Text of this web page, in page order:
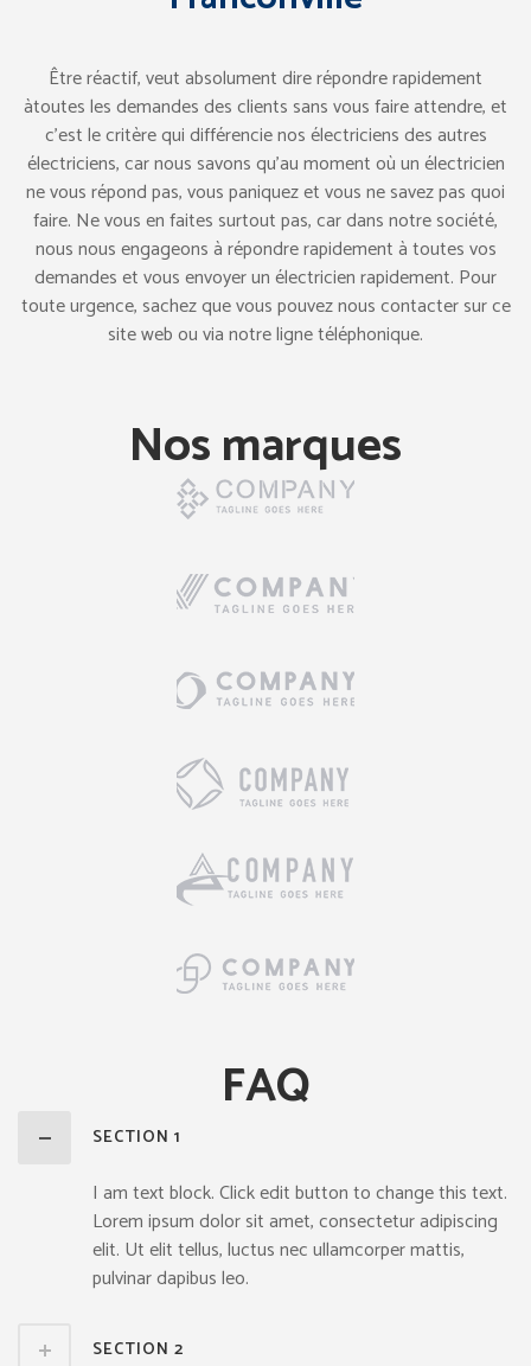
Être réactif, veut absolument dire répondre rapidement
àtoutes les demandes des clients sans vous faire attendre, et
c’est le critère qui différencie nos électriciens des autres
électriciens, car nous savons qu’au moment où un électricien
ne vous répond pas, vous paniquez et vous ne savez pas quoi
faire. Ne vous en faites surtout pas, car dans notre société,
nous nous engageons à répondre rapidement à toutes vos
demandes et vous envoyer un électricien rapidement. Pour
toute urgence, sachez que vous pouvez nous contacter sur ce
site web ou via notre ligne téléphonique.
Nos marques
FAQ
SECTION 1
I am text block. Click edit button to change this text.
Lorem ipsum dolor sit amet, consectetur adipiscing
elit. Ut elit tellus, luctus nec ullamcorper mattis,
pulvinar dapibus leo.
SECTION 2